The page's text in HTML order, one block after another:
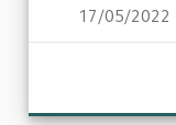
17/05/2022